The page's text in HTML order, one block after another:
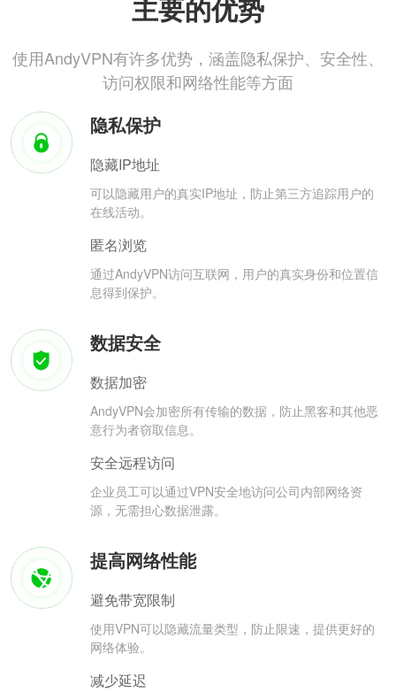
主要的优势
使用AndyVPN有许多优势，涵盖隐私保护、安全性、
访问权限和网络性能等方面
隐私保护
隐藏IP地址
可以隐藏用户的真实IP地址，防止第三方追踪用户的
在线活动。
匿名浏览
通过AndyVPN访问互联网，用户的真实身份和位置信
息得到保护。
数据安全
数据加密
AndyVPN会加密所有传输的数据，防止黑客和其他恶
意行为者窃取信息。
安全远程访问
企业员工可以通过VPN安全地访问公司内部网络资
源，无需担心数据泄露。
提高网络性能
避免带宽限制
使用VPN可以隐藏流量类型，防止限速，提供更好的
网络体验。
减少延迟